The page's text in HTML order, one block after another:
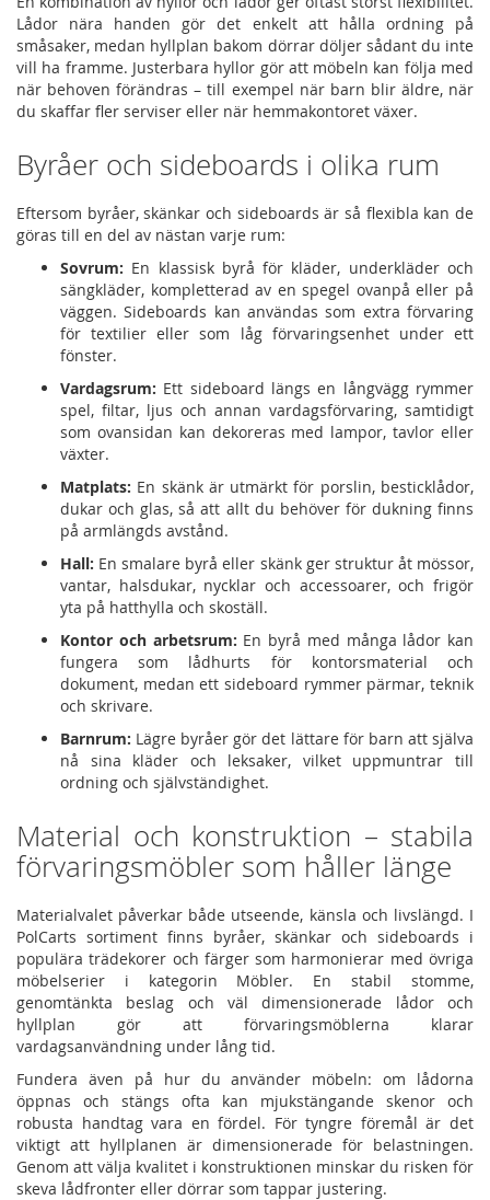
Lådor nära handen gör det enkelt att hålla ordning på
småsaker, medan hyllplan bakom dörrar döljer sådant du inte
vill ha framme. Justerbara hyllor gör att möbeln kan följa med
när behoven förändras – till exempel när barn blir äldre, när
du skaffar fler serviser eller när hemmakontoret växer.
Byråer och sideboards i olika rum
Eftersom byråer, skänkar och sideboards är så flexibla kan de
göras till en del av nästan varje rum:
Sovrum: En klassisk byrå för kläder, underkläder och
sängkläder, kompletterad av en spegel ovanpå eller på
väggen. Sideboards kan användas som extra förvaring
för textilier eller som låg förvaringsenhet under ett
fönster.
Vardagsrum: Ett sideboard längs en långvägg rymmer
spel, filtar, ljus och annan vardagsförvaring, samtidigt
som ovansidan kan dekoreras med lampor, tavlor eller
växter.
Matplats: En skänk är utmärkt för porslin, besticklådor,
dukar och glas, så att allt du behöver för dukning finns
på armlängds avstånd.
Hall: En smalare byrå eller skänk ger struktur åt mössor,
vantar, halsdukar, nycklar och accessoarer, och frigör
yta på hatthylla och skoställ.
Kontor och arbetsrum: En byrå med många lådor kan
fungera som lådhurts för kontorsmaterial och
dokument, medan ett sideboard rymmer pärmar, teknik
och skrivare.
Barnrum: Lägre byråer gör det lättare för barn att själva
nå sina kläder och leksaker, vilket uppmuntrar till
ordning och självständighet.
Material och konstruktion – stabila
förvaringsmöbler som håller länge
Materialvalet påverkar både utseende, känsla och livslängd. I
PolCarts sortiment finns byråer, skänkar och sideboards i
populära trädekorer och färger som harmonierar med övriga
möbelserier i kategorin Möbler. En stabil stomme,
genomtänkta beslag och väl dimensionerade lådor och
hyllplan gör att förvaringsmöblerna klarar
vardagsanvändning under lång tid.
Fundera även på hur du använder möbeln: om lådorna
öppnas och stängs ofta kan mjukstängande skenor och
robusta handtag vara en fördel. För tyngre föremål är det
viktigt att hyllplanen är dimensionerade för belastningen.
Genom att välja kvalitet i konstruktionen minskar du risken för
skeva lådfronter eller dörrar som tappar justering.